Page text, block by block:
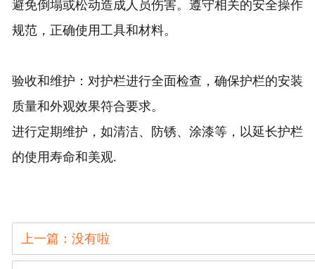
避免倒塌或松动造成人员伤害。遵守相关的安全操作
规范，正确使用工具和材料。
验收和维护：对护栏进行全面检查，确保护栏的安装
质量和外观效果符合要求。
进行定期维护，如清洁、防锈、涂漆等，以延长护栏
的使用寿命和美观.
上一篇：没有啦